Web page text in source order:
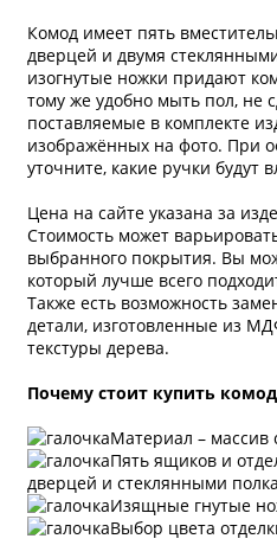
Комод имеет пять
дверцей и двумя
изогнутые ножки придают
тому же удобно мыть пол, не
поставляемые в комплекте
изображённых на фото. При
уточните, какие ручки будут
Цена на сайте указана за
Стоимость может
выбранного покрытия. Вы
который лучше всего
Также есть возможность
детали, изготовленные из
текстуры дерева.
Почему стоит купить
Материал – массив
Пять ящиков и
дверцей и стеклянными
Изящные гнутые
Выбор цвета